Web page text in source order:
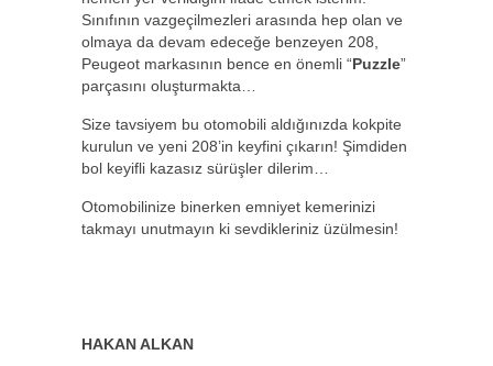
Sınıfının vazgeçilmezleri arasında hep olan ve
olmaya da devam edeceğe benzeyen 208,
Peugeot markasının bence en önemli “Puzzle”
parçasını oluşturmakta…
Size tavsiyem bu otomobili aldığınızda kokpite
kurulun ve yeni 208’in keyfini çıkarın! Şimdiden
bol keyifli kazasız sürüşler dilerim…
Otomobilinize binerken emniyet kemerinizi
takmayı unutmayın ki sevdikleriniz üzülmesin!
HAKAN ALKAN